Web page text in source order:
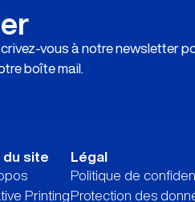
vous à notre newsletter
boîte mail.
du site
Printing
Légal
Politique de
Protection des